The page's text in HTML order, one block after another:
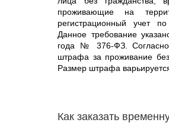
проживающие на
регистрационный учет
Данное требование
года № 376-ФЗ. Согласно
штрафа за проживание
Размер штрафа
Как заказать